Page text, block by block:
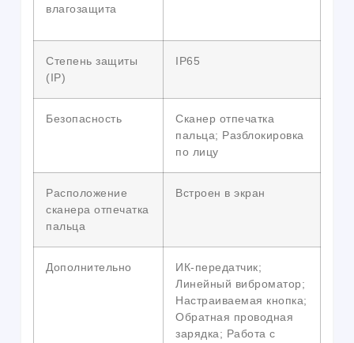
влагозащита
Степень защиты
(IP)
IP65
Безопасность
Сканер отпечатка
пальца; Разблокировка
по лицу
Расположение
сканера отпечатка
пальца
Встроен в экран
Дополнительно
ИК-передатчик;
Линейный виброматор;
Настраиваемая кнопка;
Обратная проводная
зарядка; Работа с